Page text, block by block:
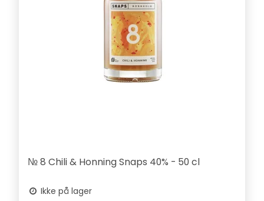
№ 8 Chili & Honning Snaps 40% - 50 cl
Ikke på lager